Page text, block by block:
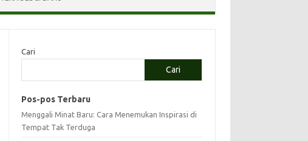
Cari
Cari
Pos-pos Terbaru
Menggali Minat Baru: Cara Menemukan Inspirasi di
Tempat Tak Terduga